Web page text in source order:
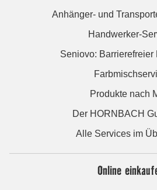
Anhänger- und
Handwerker-
Seniovo: Barrierefreier
Produkte nach
Der HORNBACH
Alle Services im
Online